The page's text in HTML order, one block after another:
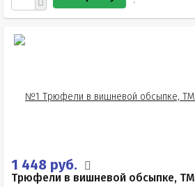
1 448 руб.
Трюфели в вишневой обсыпке,